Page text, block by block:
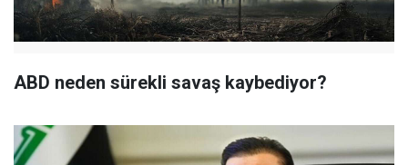
ABD neden sürekli savaş kaybediyor?